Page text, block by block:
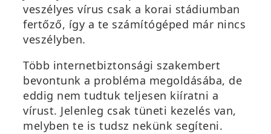
veszélyes vírus csak a korai stádiumban
fertőző, így a te számítógéped már nincs
veszélyben.
Több internetbiztonsági szakembert
bevontunk a probléma megoldásába, de
eddig nem tudtuk teljesen kiíratni a
vírust. Jelenleg csak tüneti kezelés van,
melyben te is tudsz nekünk segíteni.